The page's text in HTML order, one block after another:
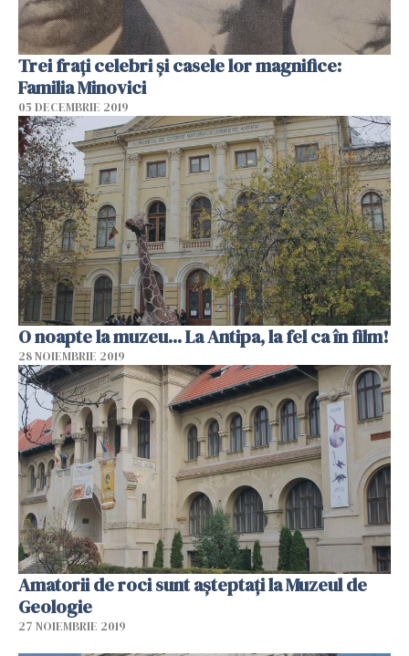
Trei frați celebri și casele lor magnifice:
Familia Minovici
05 DECEMBRIE 2019
O noapte la muzeu... La Antipa, la fel ca în film!
28 NOIEMBRIE 2019
Amatorii de roci sunt așteptați la Muzeul de
Geologie
27 NOIEMBRIE 2019